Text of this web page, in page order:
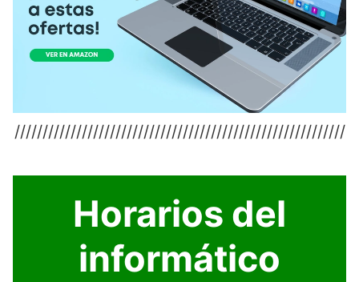
///////////////////////////////////////////////////////////
Horarios del
informático